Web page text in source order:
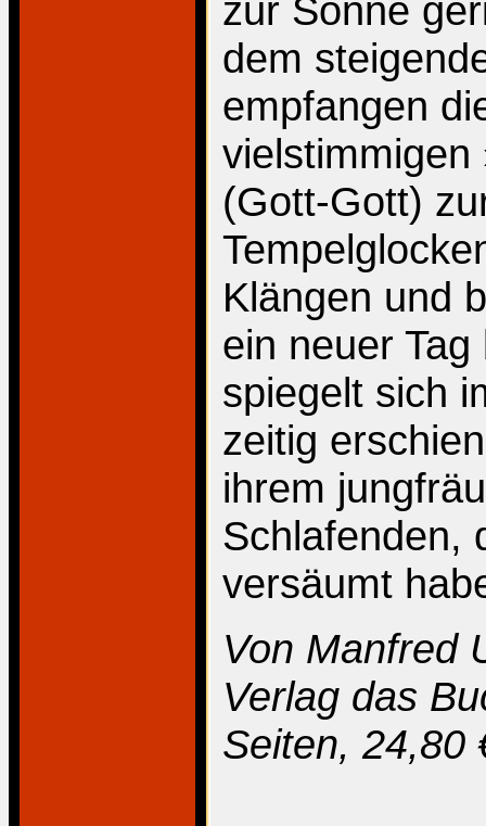
zur Sonne
dem
empfangen
(Gott-Gott)
Klängen und
ein neuer
spiegelt sich
zeitig
ihrem
Schlafenden,
versäumt
Von Manfred
Verlag das
Seiten, 24,80